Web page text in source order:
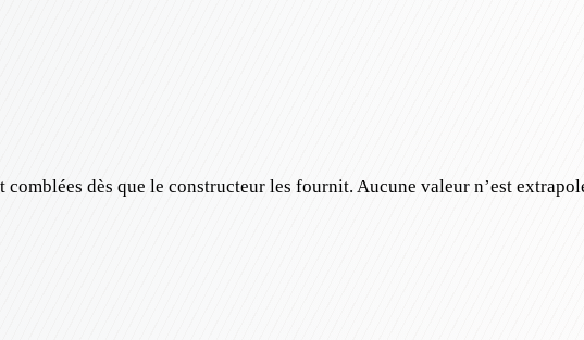
dès que le constructeur les fournit. Aucune valeur n’est